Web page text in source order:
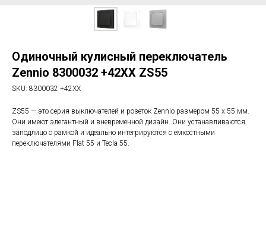
Одиночный кулисный переключатель
Zennio 8300032 +42XX ZS55
SKU: 8300032 +42XX
ZS55 — это серия выключателей и розеток Zennio размером 55 x 55 мм.
Они имеют элегантный и вневременной дизайн. Они устанавливаются
заподлицо с рамкой и идеально интегрируются с емкостными
переключателями Flat 55 и Tecla 55.